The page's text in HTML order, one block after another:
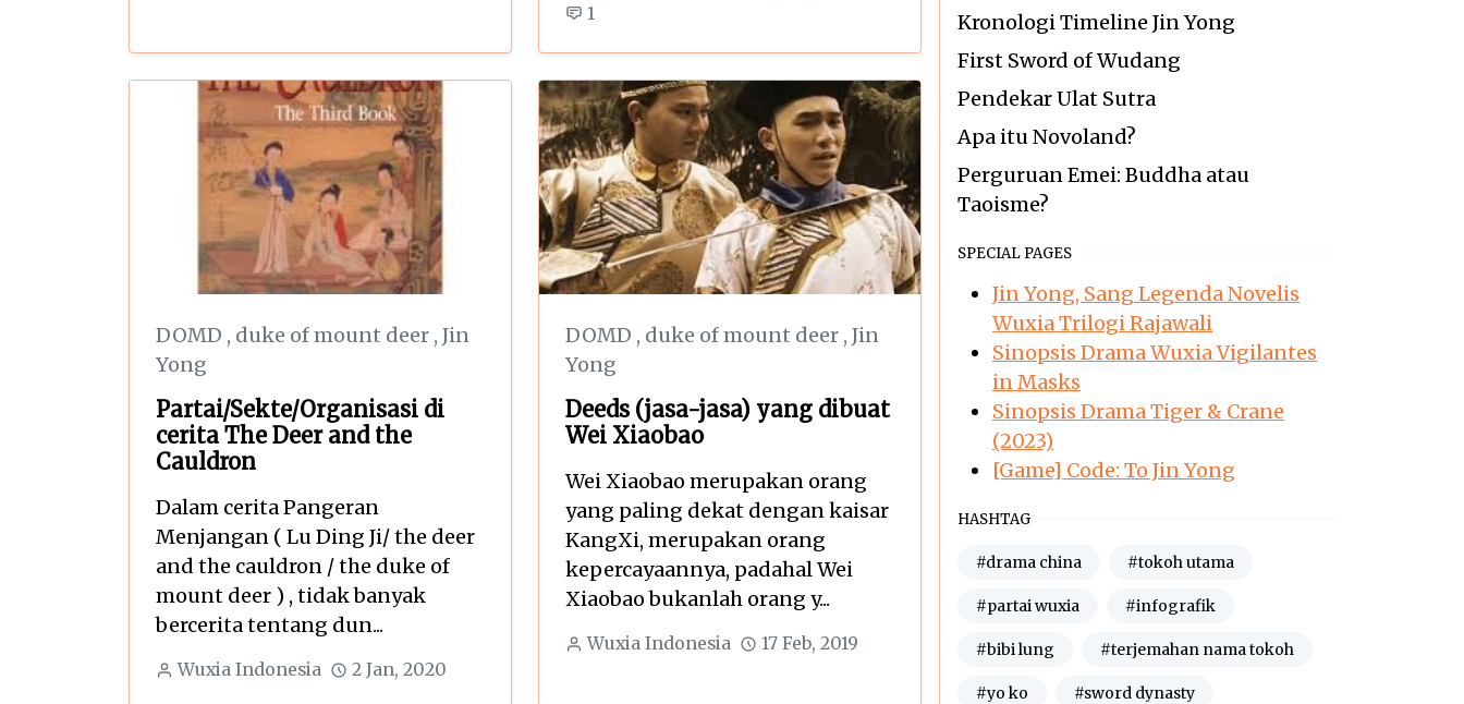
1
DOMD , duke of mount deer , Jin
Yong
Partai/Sekte/Organisasi di
cerita The Deer and the
Cauldron
Dalam cerita Pangeran
Menjangan ( Lu Ding Ji/ the deer
and the cauldron / the duke of
mount deer ) , tidak banyak
bercerita tentang dun...
Wuxia Indonesia 2 Jan, 2020
DOMD , duke of mount deer , Jin
Yong
Deeds (jasa-jasa) yang dibuat
Wei Xiaobao
Wei Xiaobao merupakan orang
yang paling dekat dengan kaisar
KangXi, merupakan orang
kepercayaannya, padahal Wei
Xiaobao bukanlah orang y...
Wuxia Indonesia 17 Feb, 2019
Kronologi Timeline Jin Yong
First Sword of Wudang
Pendekar Ulat Sutra
Apa itu Novoland?
Perguruan Emei: Buddha atau
Taoisme?
SPECIAL PAGES
Jin Yong, Sang Legenda Novelis
Wuxia Trilogi Rajawali
Sinopsis Drama Wuxia Vigilantes
in Masks
Sinopsis Drama Tiger & Crane
(2023)
[Game] Code: To Jin Yong
HASHTAG
#drama china #tokoh utama
#partai wuxia #infografik
#bibi lung #terjemahan nama tokoh
#yo ko #sword dynasty